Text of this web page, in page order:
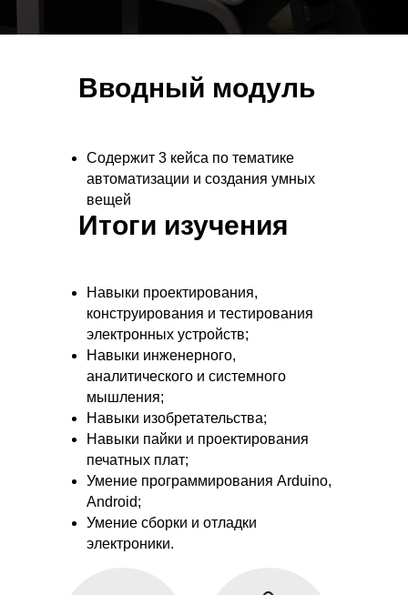
Итоги изучения
Вводный модуль
Содержит 3 кейса по тематике
автоматизации и создания умных
вещей
Навыки проектирования,
конструирования и тестирования
электронных устройств;
Навыки инженерного,
аналитического и системного
мышления;
Навыки изобретательства;
Навыки пайки и проектирования
печатных плат;
Умение программирования Arduino,
Android;
Умение сборки и отладки
электроники.